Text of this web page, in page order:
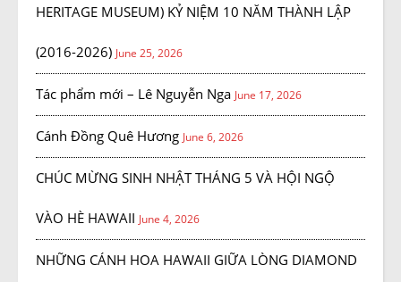
HERITAGE MUSEUM) KỶ NIỆM 10 NĂM THÀNH LẬP
(2016-2026) June 25, 2026
Tác phẩm mới – Lê Nguyễn Nga June 17, 2026
Cánh Đồng Quê Hương June 6, 2026
CHÚC MỪNG SINH NHẬT THÁNG 5 VÀ HỘI NGỘ
VÀO HÈ HAWAII June 4, 2026
NHỮNG CÁNH HOA HAWAII GIỮA LÒNG DIAMOND